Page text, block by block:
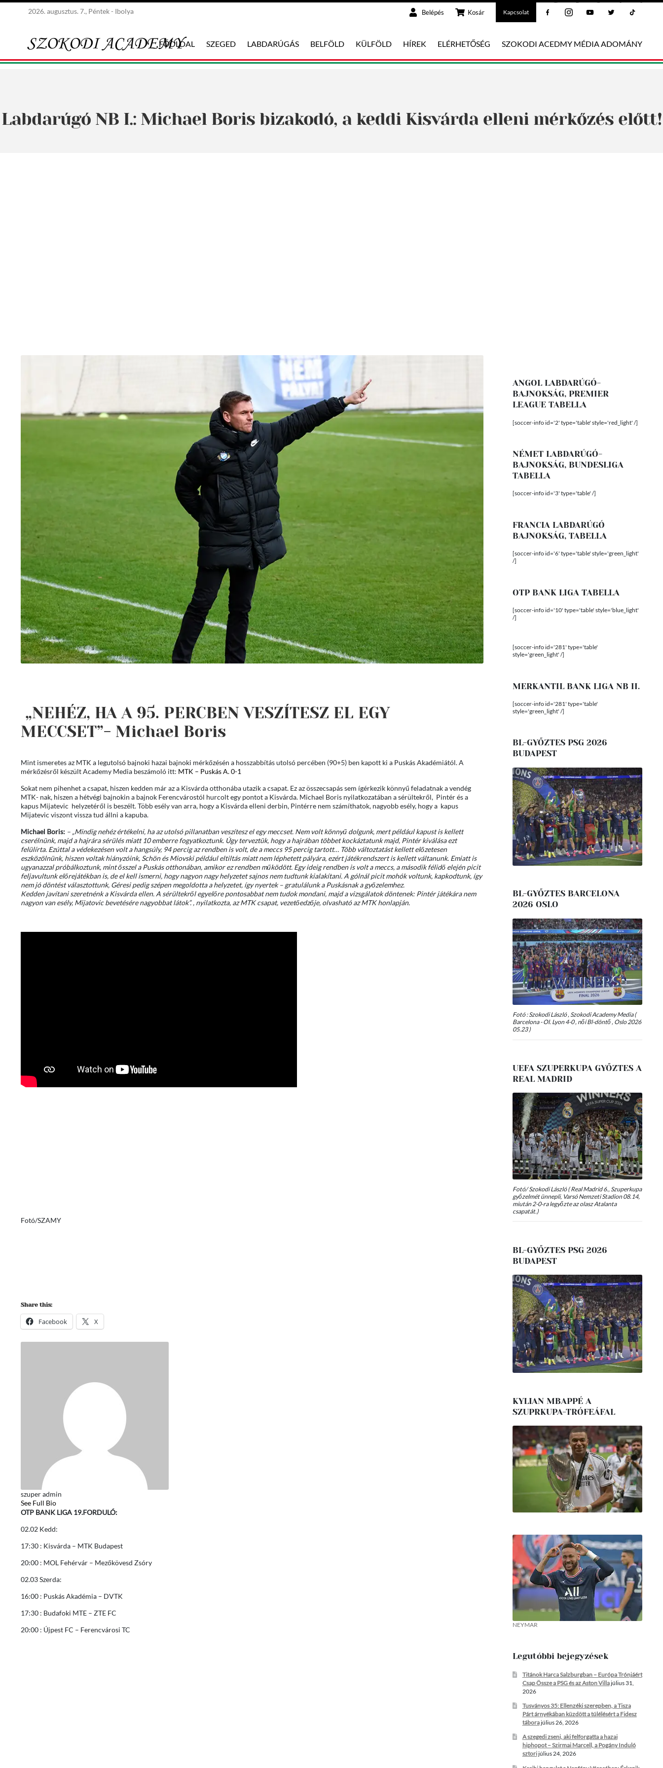
2026. augusztus. 7., Péntek - Ibolya Belépés Kosár Kapcsolat
FŐOLDAL SZEGED LABDARÚGÁS BELFÖLD KÜLFÖLD HÍREK ELÉRHETŐSÉG SZOKODI ACEDMY MÉDIA ADOMÁNY
Labdarúgó NB I.: Michael Boris bizakodó, a keddi Kisvárda elleni mérkőzés előtt!
„NEHÉZ, HA A 95. PERCBEN VESZÍTESZ EL EGY
MECCSET”- Michael Boris
Mint ismeretes az MTK a legutolsó bajnoki hazai bajnoki mérkőzésén a hosszabbítás utolsó percében (90+5) ben kapott ki a Puskás Akadémiától. A
mérkőzésről készült Academy Media beszámoló itt: MTK – Puskás A. 0-1
Sokat nem pihenhet a csapat, hiszen kedden már az a Kisvárda otthonába utazik a csapat. Ez az összecsapás sem ígérkezik könnyű feladatnak a vendég
MTK- nak, hiszen a hétvégi bajnokin a bajnok Ferencvárostól hurcolt egy pontot a Kisvárda. Michael Boris nyilatkozatában a sérültekről, Pintér és a
kapus Mijatevic helyzetéről is beszélt. Több esély van arra, hogy a Kisvárda elleni derbin, Pintérre nem számíthatok, nagyobb esély, hogy a kapus
Mijatevic viszont vissza tud állni a kapuba.
Michael Boris: – „Mindig nehéz értékelni, ha az utolsó pillanatban veszítesz el egy meccset. Nem volt könnyű dolgunk, mert például kapust is kellett
cserélnünk, majd a hajrára sérülés miatt 10 emberre fogyatkoztunk. Úgy terveztük, hogy a hajrában többet kockáztatunk majd, Pintér kiválása ezt
felülírta. Ezúttal a védekezésen volt a hangsúly, 94 percig az rendben is volt, de a meccs 95 percig tartott… Több változtatást kellett előzetesen
eszközölnünk, hiszen voltak hiányzóink, Schön és Miovski például eltiltás miatt nem léphetett pályára, ezért játékrendszert is kellett váltanunk. Emiatt is
ugyanazzal próbálkoztunk, mint ősszel a Puskás otthonában, amikor ez rendben működött. Egy ideig rendben is volt a meccs, a második félidő elején picit
feljavultunk előrejátékban is, de el kell ismerni, hogy nagyon nagy helyzetet sajnos nem tudtunk kialakítani. A gólnál picit mohók voltunk, kapkodtunk, így
nem jó döntést választottunk, Géresi pedig szépen megoldotta a helyzetet, így nyertek – gratulálunk a Puskásnak a győzelemhez.
Kedden javítani szeretnénk a Kisvárda ellen. A sérültekről egyelőre pontosabbat nem tudok mondani, majd a vizsgálatok döntenek: Pintér játékára nem
nagyon van esély, Mijatovic bevetésére nagyobbat látok”. , nyilatkozta, az MTK csapat, vezetőedzője, olvasható az MTK honlapján.
Fotó/SZAMY
Share this:
Facebook X
szuper admin
See Full Bio
OTP BANK LIGA 19.FORDULÓ:
02.02 Kedd:
17:30 : Kisvárda – MTK Budapest
20:00 : MOL Fehérvár – Mezőkövesd Zsóry
02.03 Szerda:
16:00 : Puskás Akadémia – DVTK
17:30 : Budafoki MTE – ZTE FC
20:00 : Újpest FC – Ferencvárosi TC
ANGOL LABDARÚGÓ-
BAJNOKSÁG, PREMIER
LEAGUE TABELLA
[soccer-info id='2' type='table' style='red_light' /]
NÉMET LABDARÚGÓ-
BAJNOKSÁG, BUNDESLIGA
TABELLA
[soccer-info id='3' type='table' /]
FRANCIA LABDARÚGÓ
BAJNOKSÁG, TABELLA
[soccer-info id='6' type='table' style='green_light'
/]
OTP BANK LIGA TABELLA
[soccer-info id='10' type='table' style='blue_light'
/]
[soccer-info id='281' type='table'
style='green_light' /]
MERKANTIL BANK LIGA NB II.
[soccer-info id='281' type='table'
style='green_light' /]
BL-GYŐZTES PSG 2026
BUDAPEST
BL-GYŐZTES BARCELONA
2026 OSLO
Fotó : Szokodi László , Szokodi Academy Media (
Barcelona - Ol. Lyon 4-0 , női Bl-döntő , Oslo 2026
05.23 )
UEFA SZUPERKUPA GYŐZTES A
REAL MADRID
Fotó/ Szokodi László ( Real Madrid 6., Szuperkupa
győzelmét ünnepli, Varsó Nemzeti Stadion 08.14,
miután 2-0-ra legyőzte az olasz Atalanta
csapatát.)
BL-GYŐZTES PSG 2026
BUDAPEST
KYLIAN MBAPPÉ A
SZUPRKUPA-TRÓFEÁFAL
NEYMAR
Legutóbbi bejegyzések
Titánok Harca Salzburgban – Európa Trónjáért
Csap Össze a PSG és az Aston Villajúlius 31,
2026
Tusványos 35: Ellenzéki szerepben, a Tisza
Párt árnyékában küzdött a túlélésért a Fidesz
táborajúlius 26, 2026
A szegedi zseni, aki felforgatta a hazai
hiphopot – Szirmai Marcell, a Pogány Induló
sztorijúlius 24, 2026